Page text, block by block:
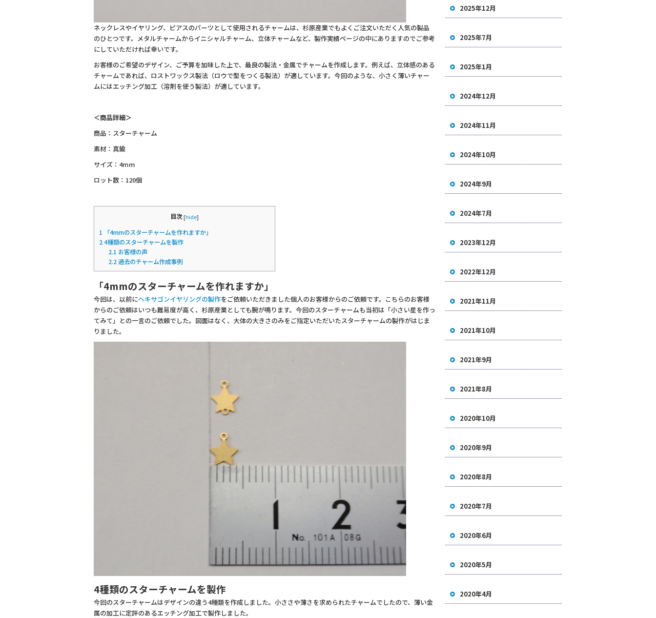
ネックレスやイヤリング、ピアスのパーツとして使用されるチャームは、杉原産業でもよくご注文いただく人気の製品
のひとつです。メタルチャームからイニシャルチャーム、立体チャームなど、製作実績ページの中にありますのでご参考
にしていただければ幸いです。
お客様のご希望のデザイン、ご予算を加味した上で、最良の製法・金属でチャームを作成します。例えば、立体感のある
チャームであれば、ロストワックス製法（ロウで型をつくる製法）が適しています。今回のような、小さく薄いチャー
ムにはエッチング加工（溶剤を使う製法）が適しています。
＜商品詳細＞
商品：スターチャーム
素材：真鍮
サイズ：4mm
ロット数：120個
目次 [hide]
1 「4mmのスターチャームを作れますか」
24種類のスターチャームを製作
2.1 お客様の声
2.2過去のチャーム作成事例
「4mmのスターチャームを作れますか」
今回は、以前にヘキサゴンイヤリングの製作をご依頼いただきました個人のお客様からのご依頼です。こちらのお客様
からのご依頼はいつも難易度が高く、杉原産業としても腕が鳴ります。今回のスターチャームも当初は「小さい星を作っ
てみて」との一言のご依頼でした。図面はなく、大体の大きさのみをご指定いただいたスターチャームの製作がはじま
りました。
4種類のスターチャームを製作
今回のスターチャームはデザインの違う4種類を作成しました。小ささや薄さを求められたチャームでしたので、薄い金
属の加工に定評のあるエッチング加工で製作しました。
2025年12月
2025年7月
2025年1月
2024年12月
2024年11月
2024年10月
2024年9月
2024年7月
2023年12月
2022年12月
2021年11月
2021年10月
2021年9月
2021年8月
2020年10月
2020年9月
2020年8月
2020年7月
2020年6月
2020年5月
2020年4月